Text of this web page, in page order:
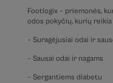
Footlogix – priemonės,
odos pokyčių, kurių
– Suragėjusiai odai ir
– Sausai odai ir nagams
– Sergantiems diabetu